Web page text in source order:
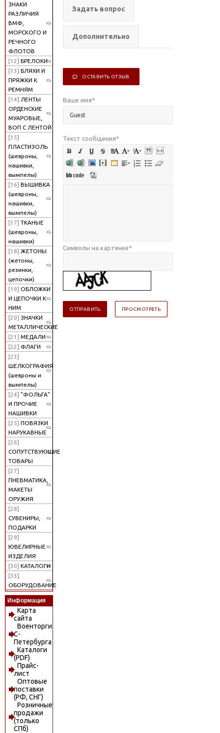
ЗНАКИ
РАЗЛИЧИЯ
ВМФ,
МОРСКОГО И
РЕЧНОГО
ФЛОТОВ
[12] БРЕЛОКИ
[13] БЛЯХИ И
ПРЯЖКИ К
РЕМНЯМ
[14] ЛЕНТЫ
ОРДЕНСКИЕ
МУАРОВЫЕ,
ВОП С ЛЕНТОЙ
[15]
ПЛАСТИЗОЛЬ
(шевроны,
нашивки,
вымпелы)
[16] ВЫШИВКА
(шевроны,
нашивки,
вымпелы)
[17] ТКАНЫЕ
(шевроны,
нашивки)
[18] ЖЕТОНЫ
(жетоны,
резинки,
цепочки)
[19] ОБЛОЖКИ
И ЦЕПОЧКИ К
НИМ
[20] ЗНАЧКИ
МЕТАЛЛИЧЕСКИЕ
[21] МЕДАЛИ
[22] ФЛАГИ
[23]
ШЕЛКОГРАФИЯ
(шевроны и
вымпелы)
[24] "ФОЛЬГА"
И ПРОЧИЕ
НАШИВКИ
[25] ПОВЯЗКИ
НАРУКАВНЫЕ
[26]
СОПУТСТВУЮЩИЕ
ТОВАРЫ
[27]
ПНЕВМАТИКА,
МАКЕТЫ
ОРУЖИЯ
[28]
СУВЕНИРЫ,
ПОДАРКИ
[29]
ЮВЕЛИРНЫЕ
ИЗДЕЛИЯ
[30] КАТАЛОГИ
[33]
ОБОРУДОВАНИЕ
Информация
Карта
сайта
Военторги
С-
Петербурга
Каталоги
(PDF)
Прайс-
лист
Оптовые
поставки
(РФ, СНГ)
Розничные
продажи
(только
СПб)
Задать вопрос
Дополнительно
ОСТАВИТЬ ОТЗЫВ
Ваше имя*
Текст сообщения*
Символы на картинке*